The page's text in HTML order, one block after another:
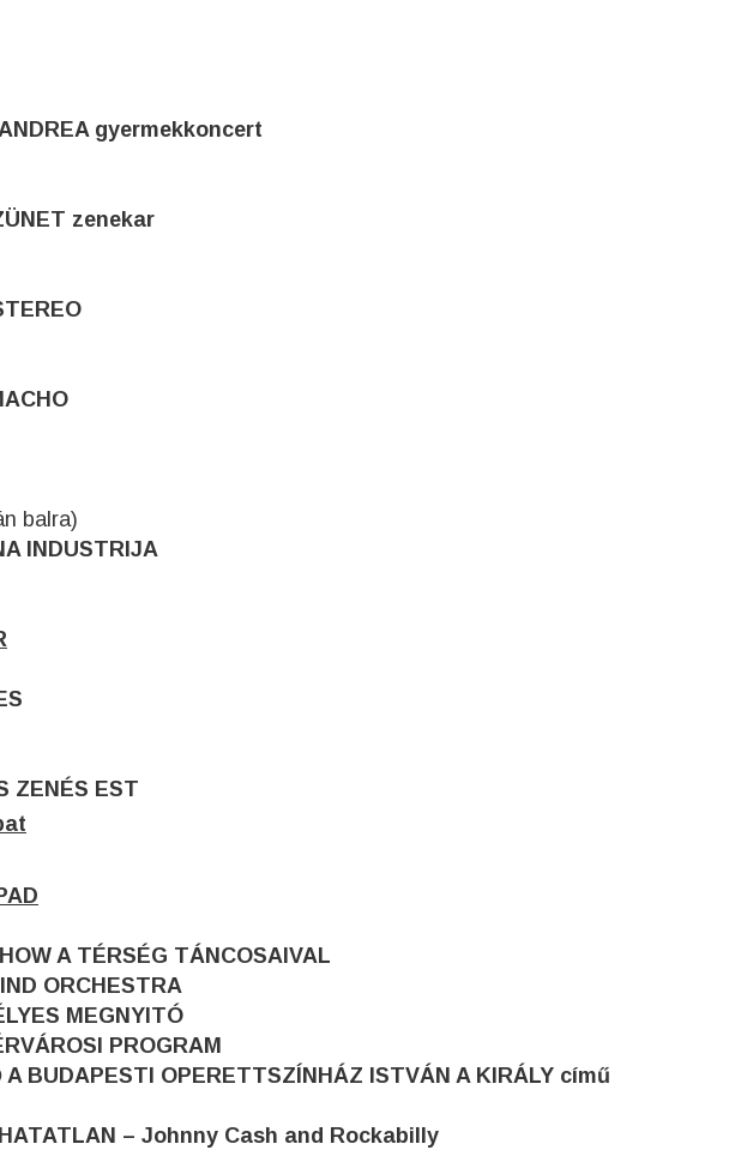
gyermekkoncert
zenekar
balra)
INDUSTRIJA
ZENÉS EST
A TÉRSÉG TÁNCOSAIVAL
ORCHESTRA
MEGNYITÓ
PROGRAM
A BUDAPESTI OPERETTSZÍNHÁZ ISTVÁN A KIRÁLY című
– Johnny Cash and Rockabilly